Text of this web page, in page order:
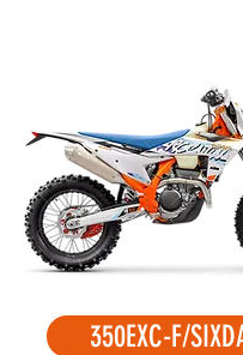
350EXC-F/